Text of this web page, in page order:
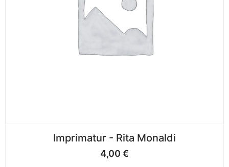
Imprimatur - Rita Monaldi
4,00 €